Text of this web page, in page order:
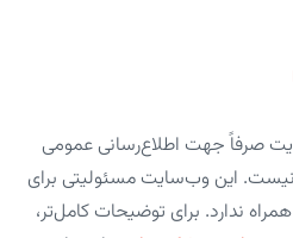
صرفاً جهت اطلاع‌رسانی عمومی
این وب‌سایت مسئولیتی برای
ندارد. برای توضیحات کامل‌تر،